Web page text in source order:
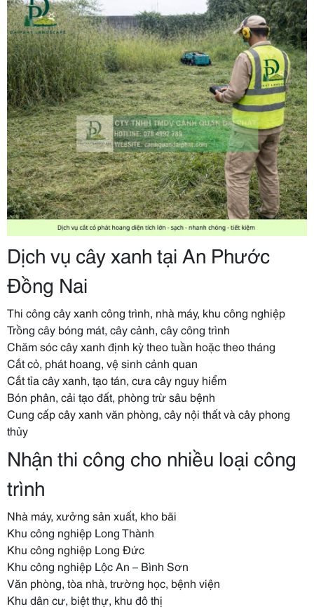
Dịch vụ cây xanh tại An Phước
Đồng Nai
Thi công cây xanh công trình, nhà máy, khu công nghiệp
Trồng cây bóng mát, cây cảnh, cây công trình
Chăm sóc cây xanh định kỳ theo tuần hoặc theo tháng
Cắt cỏ, phát hoang, vệ sinh cảnh quan
Cắt tỉa cây xanh, tạo tán, cưa cây nguy hiểm
Bón phân, cải tạo đất, phòng trừ sâu bệnh
Cung cấp cây xanh văn phòng, cây nội thất và cây phong
thủy
Nhận thi công cho nhiều loại công
trình
Nhà máy, xưởng sản xuất, kho bãi
Khu công nghiệp Long Thành
Khu công nghiệp Long Đức
Khu công nghiệp Lộc An – Bình Sơn
Văn phòng, tòa nhà, trường học, bệnh viện
Khu dân cư, biệt thự, khu đô thị